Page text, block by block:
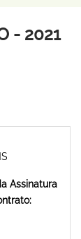
- 2021
Assinatura